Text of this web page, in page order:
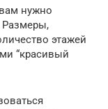
нужно
Размеры,
этажей
“красивый